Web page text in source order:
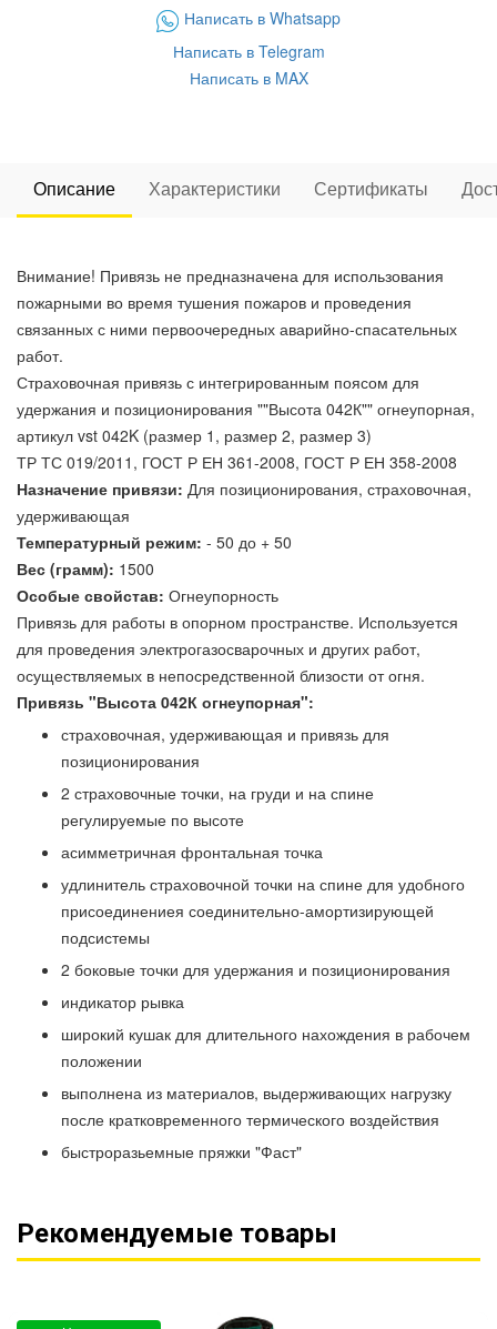
Написать в Whatsapp
Написать в Telegram
Написать в MAX
Описание Характеристики Сертификаты
Внимание! Привязь не предназначена для использования
пожарными во время тушения пожаров и проведения
связанных с ними первоочередных аварийно-спасательных
работ.
Страховочная привязь с интегрированным поясом для
удержания и позиционирования ""Высота 042К"" огнеупорная,
артикул vst 042K (размер 1, размер 2, размер 3)
ТР ТС 019/2011, ГОСТ Р ЕН 361-2008, ГОСТ Р ЕН 358-2008
Назначение привязи: Для позиционирования, страховочная,
удерживающая
Температурный режим: - 50 до + 50
Вес (грамм): 1500
Особые свойстав: Огнеупорность
Привязь для работы в опорном пространстве. Используется
для проведения электрогазосварочных и других работ,
осуществляемых в непосредственной близости от огня.
Привязь "Высота 042К огнеупорная":
страховочная, удерживающая и привязь для
позиционирования
2 страховочные точки, на груди и на спине
регулируемые по высоте
асимметричная фронтальная точка
удлинитель страховочной точки на спине для удобного
присоединениея соединительно-амортизирующей
подсистемы
2 боковые точки для удержания и позиционирования
индикатор рывка
широкий кушак для длительного нахождения в рабочем
положении
выполнена из материалов, выдерживающих нагрузку
после кратковременного термического воздействия
быстроразьемные пряжки "Фаст"
Рекомендуемые товары